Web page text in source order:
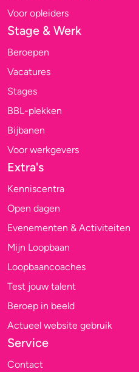
Voor opleiders
Stage & Werk
Beroepen
Vacatures
Stages
BBL-plekken
Bijbanen
Voor werkgevers
Extra's
Kenniscentra
Open dagen
Evenementen & Activiteiten
Mijn Loopbaan
Loopbaancoaches
Test jouw talent
Beroep in beeld
Actueel website gebruik
Service
Contact